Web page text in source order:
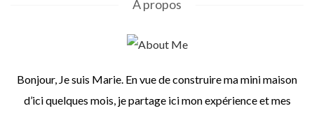
À propos
Bonjour, Je suis Marie. En vue de construire ma mini maison
d’ici quelques mois, je partage ici mon expérience et mes